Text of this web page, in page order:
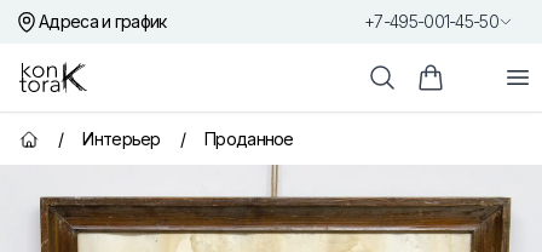
Адреса и график +7-495-001-45-50
Контора К
ПоискКорзина
Главная страница
/ Интерьер / Проданное